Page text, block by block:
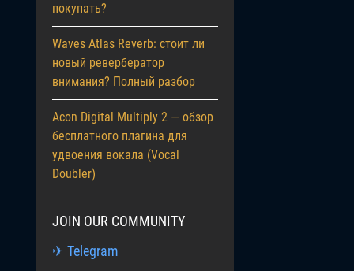
покупать?
Waves Atlas Reverb: стоит ли
новый ревербератор
внимания? Полный разбор
Acon Digital Multiply 2 — обзор
бесплатного плагина для
удвоения вокала (Vocal
Doubler)
JOIN OUR COMMUNITY
✈ Telegram